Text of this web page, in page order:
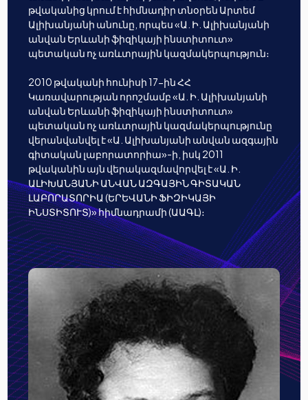
թվականից կրում է հիմնադիր տնօրեն Արտեմ
Ալիխանյանի անունը, որպես «Ա. Ի. Ալիխանյանի
անվան Երևանի ֆիզիկայի ինստիտուտ»
պետական ոչ առևտրային կազմակերպություն։
2010 թվականի հունիսի 17-ին ՀՀ
Կառավարության որոշմամբ «Ա. Ի. Ալիխանյանի
անվան Երևանի ֆիզիկայի ինստիտուտ»
պետական ոչ առևտրային կազմակերպությունը
վերանվանվել է «Ա. Ալիխանյանի անվան ազգային
գիտական լաբորատորիա»-ի, իսկ 2011
թվականին այն վերակազմավորվել է «Ա. Ի.
ԱԼԻԽԱՆՅԱՆԻ ԱՆՎԱՆ ԱԶԳԱՅԻՆ ԳԻՏԱԿԱՆ
ԼԱԲՈՐԱՏՈՐԻԱ (ԵՐԵՎԱՆԻ ՖԻԶԻԿԱՅԻ
ԻՆՍՏԻՏՈՒՏ)» հիմնադրամի (ԱԱԳԼ)։